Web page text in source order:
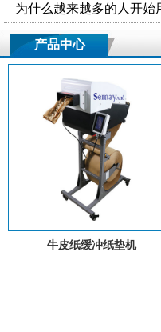
为什么越来越多的人开始
产品中心
牛皮纸缓冲纸垫机